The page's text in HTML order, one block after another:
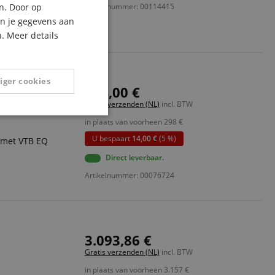
Artikelnummer: 00114415
VTB EQ
284,00 €
Gratis verzenden (NL) incl. BTW
in plaats van voorheen298 €
U bespaart 14,00 €(5 %)
Direct leverbaar.
Artikelnummer: 00076724
3.093,86 €
Gratis verzenden (NL) incl. BTW
in plaats van voorheen 3.157 €
SPANISH
Door op
je gegevens aan
Meer details
cookies
Niet-
accountbeheer.